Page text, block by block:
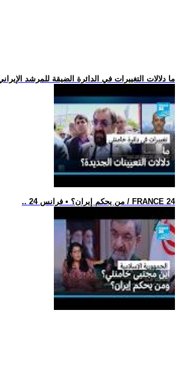
.. ما دلالات التغييرات في الدائرة الضيقة للمرشد
.. من يحكم إيران؟ • فرانس 24 / FRANCE 24